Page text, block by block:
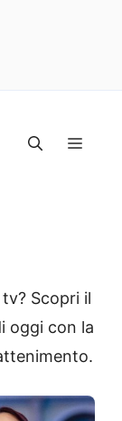
Scopri il
oggi con la